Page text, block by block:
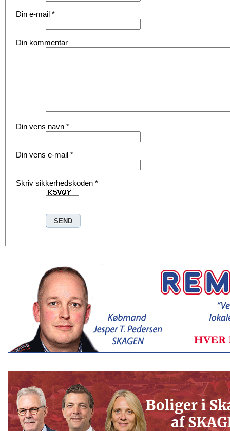
Din e-mail *
Din kommentar
Din vens navn *
Din vens e-mail *
Skriv sikkerhedskoden *